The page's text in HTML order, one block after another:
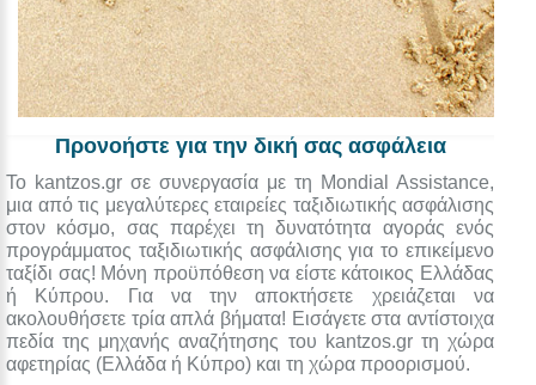
Προνοήστε για την δική σας ασφάλεια
Το kantzos.gr σε συνεργασία με τη Mondial Assistance,
μια από τις μεγαλύτερες εταιρείες ταξιδιωτικής ασφάλισης
στον κόσμο, σας παρέχει τη δυνατότητα αγοράς ενός
προγράμματος ταξιδιωτικής ασφάλισης για το επικείμενο
ταξίδι σας! Μόνη προϋπόθεση να είστε κάτοικος Ελλάδας
ή Κύπρου. Για να την αποκτήσετε χρειάζεται να
ακολουθήσετε τρία απλά βήματα! Εισάγετε στα αντίστοιχα
πεδία της μηχανής αναζήτησης του kantzos.gr τη χώρα
αφετηρίας (Ελλάδα ή Κύπρο) και τη χώρα προορισμού.